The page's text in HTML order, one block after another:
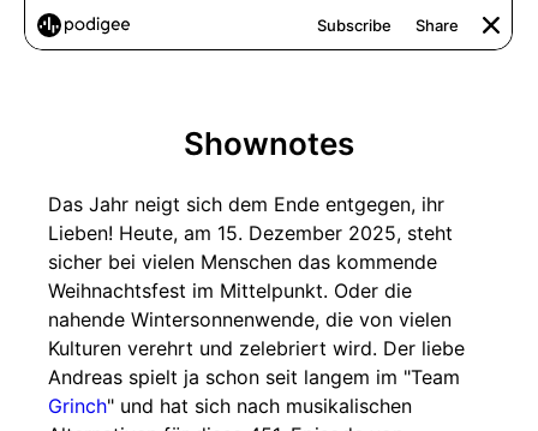
Shownotes
Das Jahr neigt sich dem Ende entgegen, ihr
Lieben! Heute, am 15. Dezember 2025, steht
sicher bei vielen Menschen das kommende
Weihnachtsfest im Mittelpunkt. Oder die
nahende Wintersonnenwende, die von vielen
Kulturen verehrt und zelebriert wird. Der liebe
Andreas spielt ja schon seit langem im "Team
Grinch" und hat sich nach musikalischen